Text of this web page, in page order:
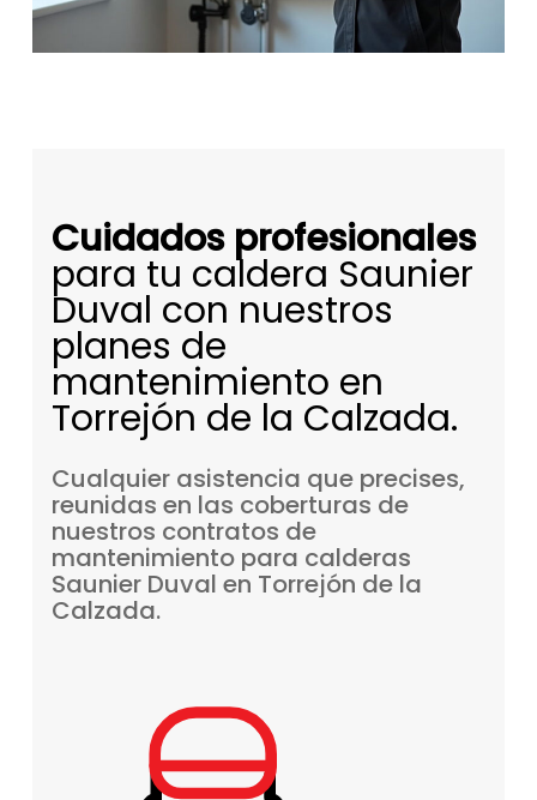
Cuidados profesionales
para tu caldera Saunier
Duval con nuestros
planes de
mantenimiento en
Torrejón de la Calzada.
Cualquier asistencia que precises,
reunidas en las coberturas de
nuestros contratos de
mantenimiento para calderas
Saunier Duval en Torrejón de la
Calzada.